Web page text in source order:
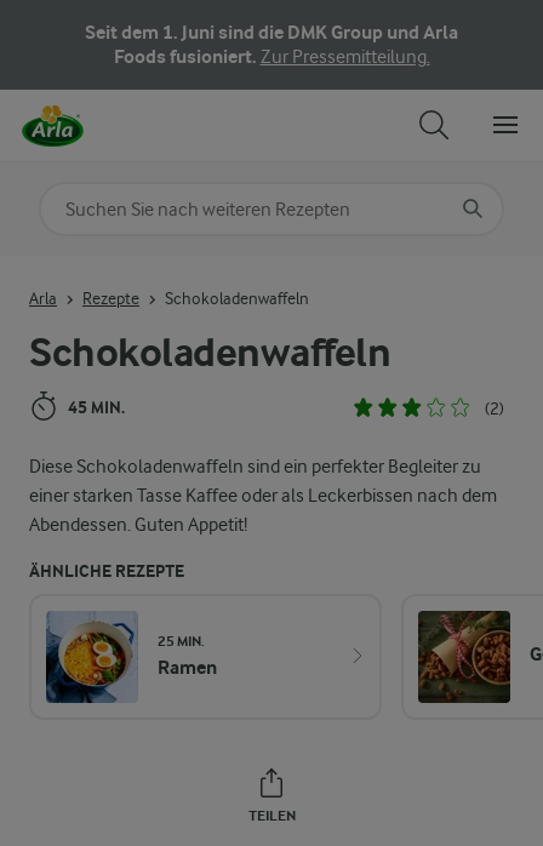
Seit dem 1. Juni sind die DMK Group und Arla
Foods fusioniert. Zur Pressemitteilung.
Schokoladenwaffeln
45 MIN. (2)
Diese Schokoladenwaffeln sind ein perfekter Begleiter zu
einer starken Tasse Kaffee oder als Leckerbissen nach dem
Abendessen. Guten Appetit!
ÄHNLICHE REZEPTE
25 MIN.
Ramen
TEILEN
Arla Rezepte Schokoladenwaffeln
Nach Kategorie suchen